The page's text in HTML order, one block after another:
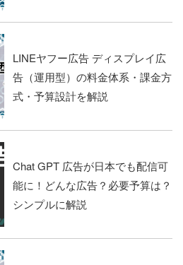
LINEヤフー広告 ディスプレイ広
告（運用型）の料金体系・課金方
式・予算設計を解説
Chat GPT 広告が日本でも配信可
能に！どんな広告？必要予算は？
シンプルに解説